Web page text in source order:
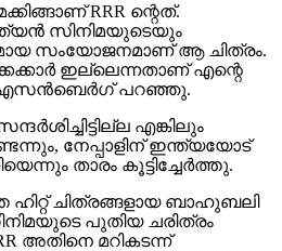
RRR ന്റെത്.
സിനിമയുടെയും
സംയോജനമാണ് ആ ചിത്രം.
ഇല്ലെന്നതാണ് എന്റെ
ഐസന്‍ബെര്‍ഗ് പറഞ്ഞു.
എങ്കിലും
നേപ്പാളിന് ഇന്ത്യയോട്
താരം കൂട്ടിച്ചേര്‍ത്തു.
ഹിറ്റ് ചിത്രങ്ങളായ ബാഹുബലി
പുതിയ ചരിത്രം
അതിനെ മറികടന്ന്